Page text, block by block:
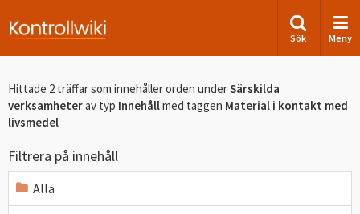
Sök Meny
Hittade 2 träffar som innehåller orden underSärskilda
verksamheterav typ Innehållmed taggen Material i kontakt med
livsmedel
Filtrera på innehåll
Alla